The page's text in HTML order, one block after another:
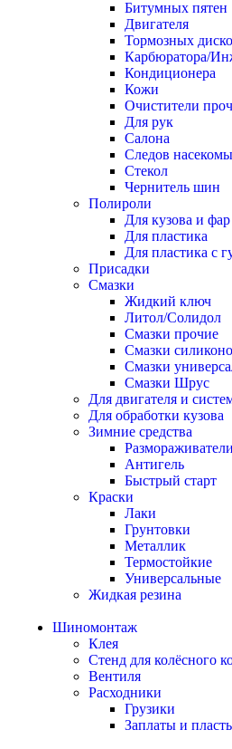
Битумных пятен
Двигателя
Тормозных
Карбюратора/
Кондиционера
Кожи
Очистители
Для рук
Салона
Следов
Стекол
Чернитель шин
Полироли
Для кузова и фар
Для пластика
Для пластика с
Присадки
Смазки
Жидкий ключ
Литол/Солидол
Смазки прочие
Смазки
Смазки
Смазки Шрус
Для двигателя и
Для обработки кузова
Зимние средства
Антигель
Быстрый старт
Краски
Лаки
Грунтовки
Металлик
Термостойкие
Универсальные
Жидкая резина
Шиномонтаж
Клея
Стенд для колёсного
Вентиля
Расходники
Грузики
Заплаты и